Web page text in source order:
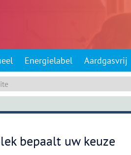
Energielabel Aardgasvrij
bepaalt uw keuze